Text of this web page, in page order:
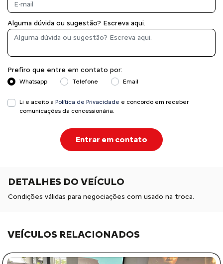
Alguma dúvida ou sugestão? Escreva aqui.
Prefiro que entre em contato por:
Whatsapp Telefone Email
Li e aceito a Política de Privacidade e concordo em receber
comunicações da concessionária.
Entrar em contato
DETALHES DO VEÍCULO
Condições válidas para negociações com usado na troca.
VEÍCULOS RELACIONADOS